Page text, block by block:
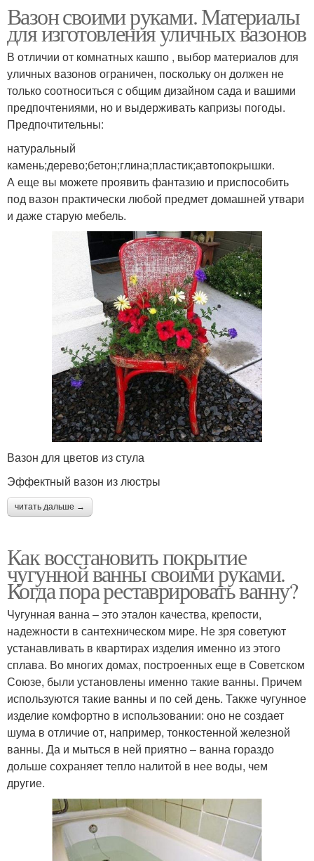
Вазон своими руками. Материалы
для изготовления уличных вазонов
В отличии от комнатных кашпо , выбор материалов для
уличных вазонов ограничен, поскольку он должен не
только соотноситься с общим дизайном сада и вашими
предпочтениями, но и выдерживать капризы погоды.
Предпочтительны:
натуральный
камень;дерево;бетон;глина;пластик;автопокрышки.
А еще вы можете проявить фантазию и приспособить
под вазон практически любой предмет домашней утвари
и даже старую мебель.
Вазон для цветов из стула
Эффектный вазон из люстры
читать дальше →
Как восстановить покрытие
чугунной ванны своими руками.
Когда пора реставрировать ванну?
Чугунная ванна – это эталон качества, крепости,
надежности в сантехническом мире. Не зря советуют
устанавливать в квартирах изделия именно из этого
сплава. Во многих домах, построенных еще в Советском
Союзе, были установлены именно такие ванны. Причем
используются такие ванны и по сей день. Также чугунное
изделие комфортно в использовании: оно не создает
шума в отличие от, например, тонкостенной железной
ванны. Да и мыться в ней приятно – ванна гораздо
дольше сохраняет тепло налитой в нее воды, чем
другие.